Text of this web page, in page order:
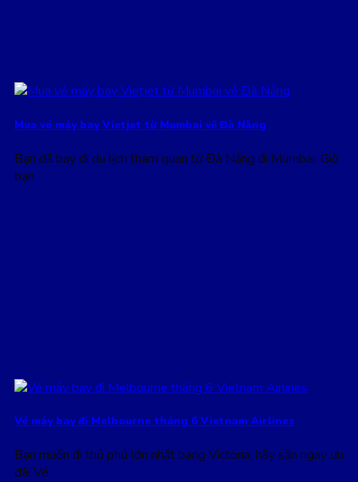
Mua vé máy bay Vietjet từ Mumbai về Đà Nẵng
Bạn đã bay đi du lịch tham quan từ Đà Nẵng đi Mumbai. Giờ
bạn
Vé máy bay đi Melbourne tháng 6 Vietnam Airlines
Bạn muốn đi thủ phủ lớn nhất bang Victoria, hãy săn ngay ưu
đãi Vé